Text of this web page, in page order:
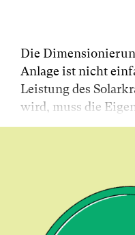
Die
Anlage ist nicht
Leistung des
wird, muss die